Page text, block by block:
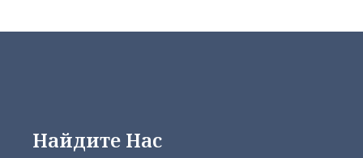
Найдите Нас